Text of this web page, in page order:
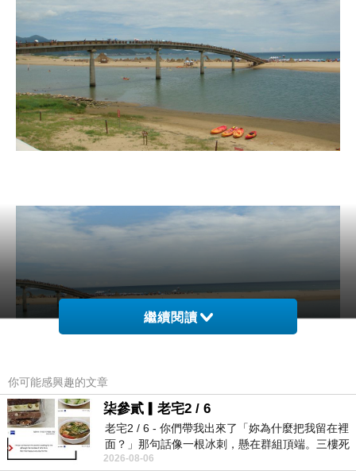
另一邊是可以看到一座廟，那是「東興宮」，發現
繼續閱讀
你可能感興趣的文章
柒參貳▎老宅2 / 6
老宅2 / 6 - 你們帶我出來了「妳為什麼把我留在裡
面？」那句話像一根冰刺，懸在群組頂端。三樓死
死盯著照片裡的人。那個人確實站在
2026-08-06